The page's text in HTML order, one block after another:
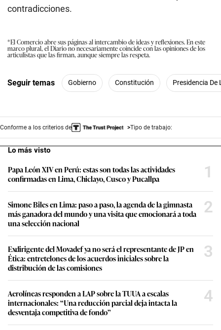
contradicciones.
*El Comercio abre sus páginas al intercambio de ideas y reflexiones. En este
marco plural, el Diario no necesariamente coincide con las opiniones de los
articulistas que las firman, aunque siempre las respeta.
Seguir temas Gobierno Constitución Presidencia De
Conforme a los criterios de Tipo de trabajo:
Lo más visto
Papa León XIV en Perú: estas son todas las actividades
confirmadas en Lima, Chiclayo, Cusco y Pucallpa
1
Simone Biles en Lima: paso a paso, la agenda de la gimnasta
más ganadora del mundo y una visita que emocionará a toda
una selección nacional
2
Exdirigente del Movadef ya no será el representante de JP en
Ética: entretelones de los acuerdos iniciales sobre la
distribución de las comisiones
3
Aerolíneas responden a LAP sobre la TUUA a escalas
internacionales: “Una reducción parcial deja intacta la
desventaja competitiva de fondo”
4